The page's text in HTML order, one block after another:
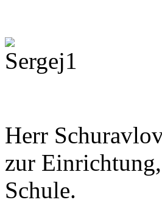
Herr
zur
Schule.